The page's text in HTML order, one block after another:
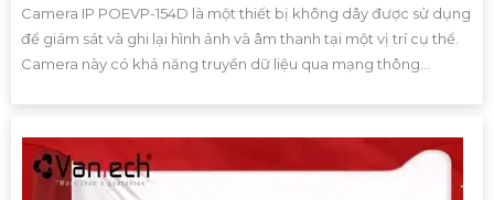
Camera IP POEVP-154D là một thiết bị không dây được sử dụng
để giám sát và ghi lại hình ảnh và âm thanh tại một vị trí cụ thể.
Camera này có khả năng truyền dữ liệu qua mạng thông...